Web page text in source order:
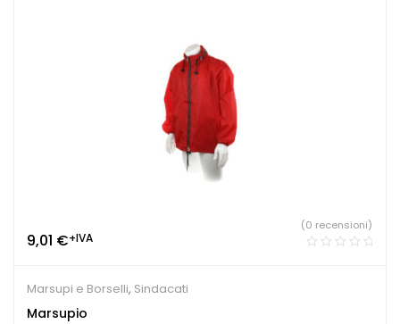
9,01 €+IVA
(0 recensioni)
Marsupi e Borselli, Sindacati
Marsupio